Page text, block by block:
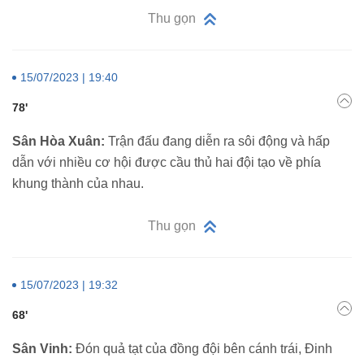
Thu gọn
15/07/2023 | 19:40
78'
Sân Hòa Xuân: Trận đấu đang diễn ra sôi động và hấp
dẫn với nhiều cơ hội được cầu thủ hai đội tạo về phía
khung thành của nhau.
Thu gọn
15/07/2023 | 19:32
68'
Sân Vinh: Đón quả tạt của đồng đội bên cánh trái, Đinh